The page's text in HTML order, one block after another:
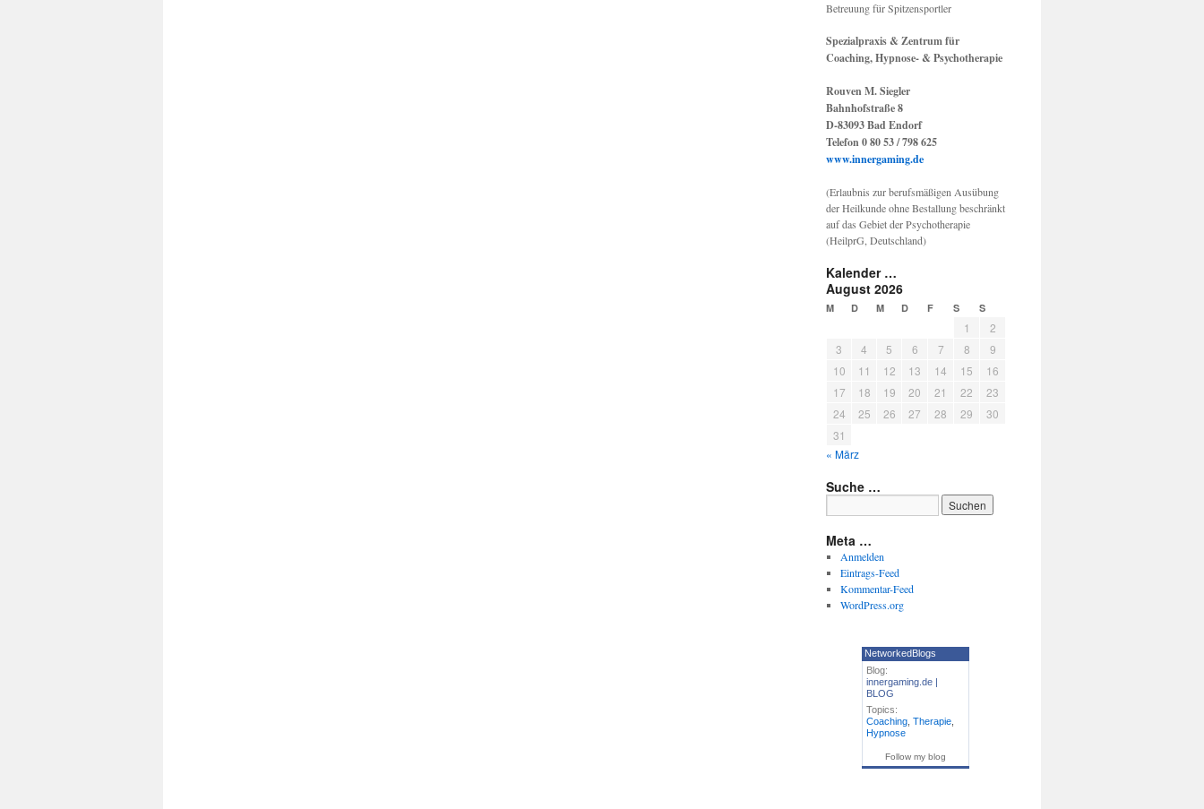
Betreuung für Spitzensportler
Spezialpraxis & Zentrum für
Coaching, Hypnose- & Psychotherapie
Rouven M. Siegler
Bahnhofstraße 8
D-83093 Bad Endorf
Telefon 0 80 53 / 798 625
www.innergaming.de
(Erlaubnis zur berufsmäßigen Ausübung
der Heilkunde ohne Bestallung beschränkt
auf das Gebiet der Psychotherapie
(HeilprG, Deutschland)
Kalender …
August 2026
M D M D F S S
1
2
3
4 5 6 7 8
9
10
11 12 13 14 15
16
17
18 19 20 21 22
23
24
25 26 27 28 29
30
31
« März
Suche …
Meta …
Anmelden
Eintrags-Feed
Kommentar-Feed
WordPress.org
NetworkedBlogs
Blog:
innergaming.de |
BLOG
Topics:
Coaching Therapie
Hypnose
Follow my blog